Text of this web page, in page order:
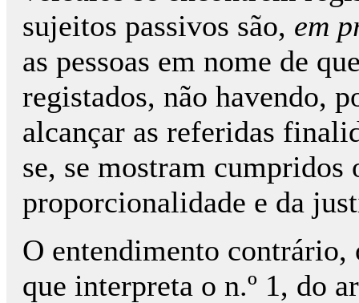
sujeitos passivos são, em
as pessoas em nome de
registados, não havendo,
alcançar as referidas
se, se mostram
proporcionalidade e da
O entendimento contrário,
que interpreta o n.º 1, do